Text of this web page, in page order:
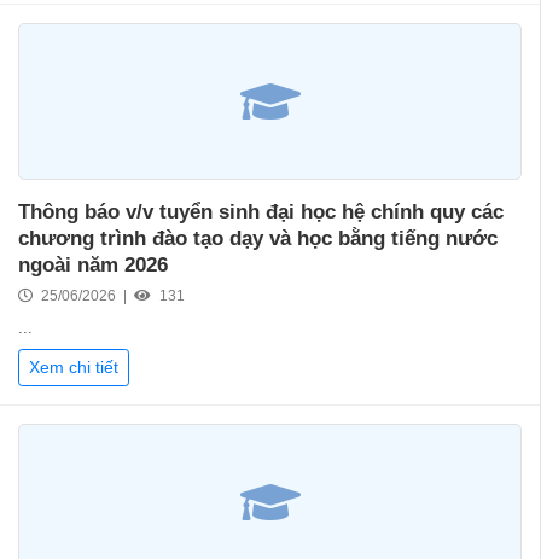
Thông báo v/v tuyển sinh đại học hệ chính quy các
chương trình đào tạo dạy và học bằng tiếng nước
ngoài năm 2026
25/06/2026 | 131
...
Xem chi tiết